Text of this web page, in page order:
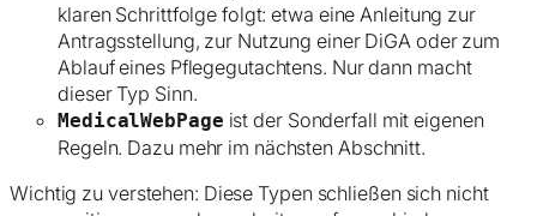
klaren Schrittfolge folgt: etwa eine Anleitung zur
Antragsstellung, zur Nutzung einer DiGA oder zum
Ablauf eines Pflegegutachtens. Nur dann macht
dieser Typ Sinn.
MedicalWebPage ist der Sonderfall mit eigenen
Regeln. Dazu mehr im nächsten Abschnitt.
Wichtig zu verstehen: Diese Typen schließen sich nicht